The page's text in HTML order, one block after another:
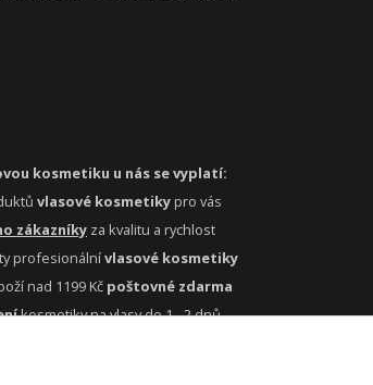
kosmetiku u nás se vyplatí:
vlasové kosmetiky pro vás
zákazníky za kvalitu a rychlost
profesionálnívlasové kosmetiky
nad 1199 Kč poštovné zdarma
kosmetiky na vlasy do 1 - 2 dnů